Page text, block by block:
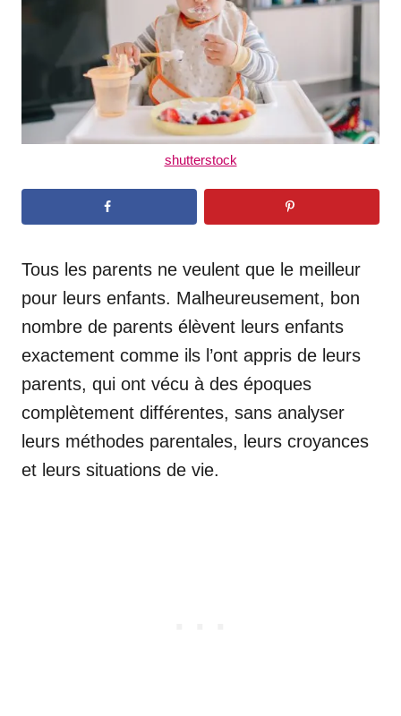
shutterstock
Tous les parents ne veulent que le meilleur
pour leurs enfants. Malheureusement, bon
nombre de parents élèvent leurs enfants
exactement comme ils l’ont appris de leurs
parents, qui ont vécu à des époques
complètement différentes, sans analyser
leurs méthodes parentales, leurs croyances
et leurs situations de vie.